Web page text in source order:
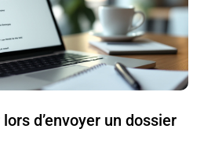
d’envoyer un dossier